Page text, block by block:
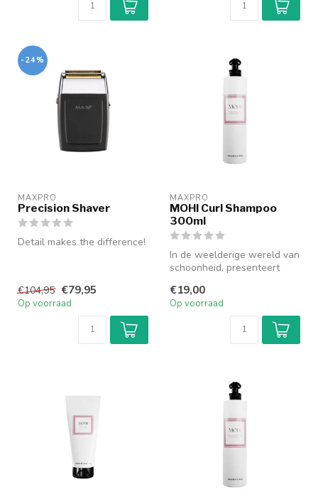
-24%
MAXPRO
Precision Shaver
Detail makes the difference!
€104,95 €79,95
Op voorraad
MAXPRO
MOHI Curl Shampoo
300ml
In de weelderige wereld van
schoonheid, presenteert
Shamp...
€19,00
Op voorraad